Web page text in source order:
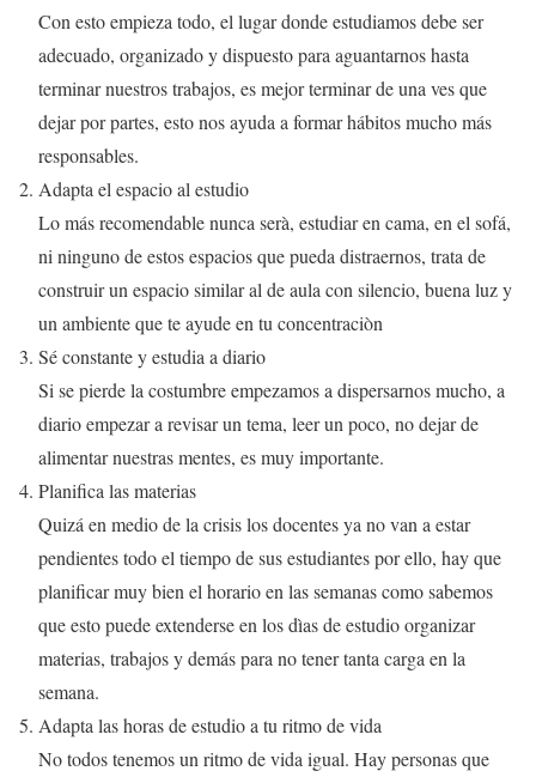
Con esto empieza todo, el lugar donde estudiamos debe ser
adecuado, organizado y dispuesto para aguantarnos hasta
terminar nuestros trabajos, es mejor terminar de una ves que
dejar por partes, esto nos ayuda a formar hábitos mucho más
responsables.
Adapta el espacio al estudio
Lo más recomendable nunca serà, estudiar en cama, en el sofá,
ni ninguno de estos espacios que pueda distraernos, trata de
construir un espacio similar al de aula con silencio, buena luz y
un ambiente que te ayude en tu concentraciòn
Sé constante y estudia a diario
Si se pierde la costumbre empezamos a dispersarnos mucho, a
diario empezar a revisar un tema, leer un poco, no dejar de
alimentar nuestras mentes, es muy importante.
Planifica las materias
Quizá en medio de la crisis los docentes ya no van a estar
pendientes todo el tiempo de sus estudiantes por ello, hay que
planificar muy bien el horario en las semanas como sabemos
que esto puede extenderse en los dìas de estudio organizar
materias, trabajos y demás para no tener tanta carga en la
semana.
Adapta las horas de estudio a tu ritmo de vida
No todos tenemos un ritmo de vida igual. Hay personas que